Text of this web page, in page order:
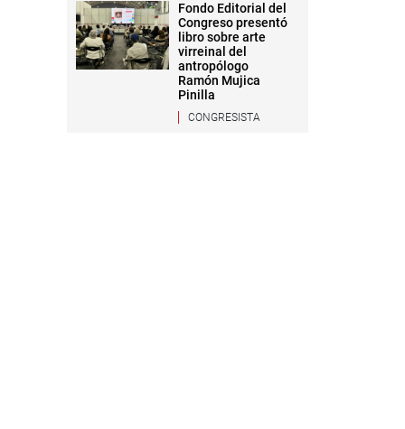
Fondo Editorial del
Congreso presentó
libro sobre arte
virreinal del
antropólogo
Ramón Mujica
Pinilla
CONGRESISTA